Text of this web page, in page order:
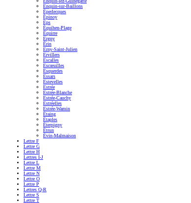
Enquin-sur-Baillons
Éperlecques
Épinoy
Eps
Équihen-Plage
Équirre
Ergny
Érin
Erny-Saint-Julien
Ervillers
Escalles
Escœuilles
Esquerdes
Essars
Estevelles
Estrée
Estrée-Blanche
Estrée-Cauchy
Estréelles
Estrée-Wamin
Étaing
Étaples
Éterpigny
Étrun
Évin-Malmaison
Lettre F
Lettre G
Lettre H
Lettres I-J
Lettre L
Lettre M
Lettre N
Lettre O
Lettre P
Lettres Q-R
Lettre S
Lettre T